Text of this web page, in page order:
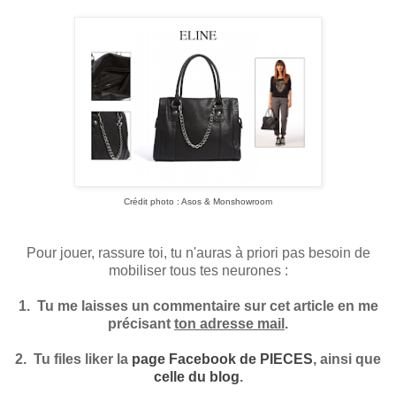
Crédit photo : Asos & Monshowroom
Pour jouer, rassure toi, tu n'auras à priori pas besoin de
mobiliser tous tes neurones :
1. Tu me laisses un commentaire sur cet article en me
précisant ton adresse mail .
2. Tu files liker la page Facebook de PIECES, ainsi que
celle du blog.